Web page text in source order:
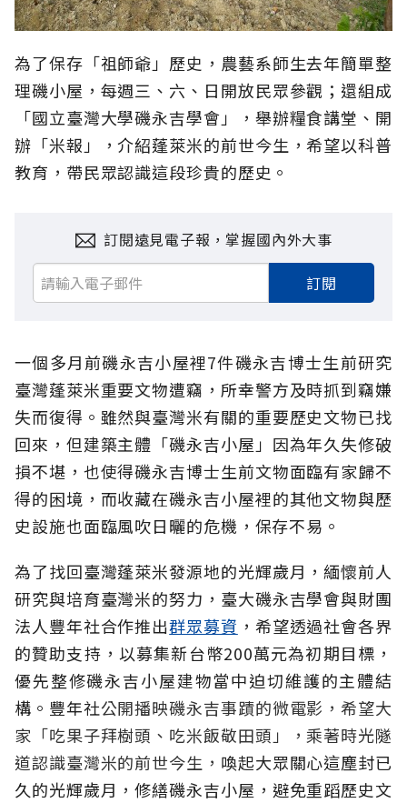
為了保存「祖師爺」歷史，農藝系師生去年簡單整
理磯小屋，每週三、六、日開放民眾參觀；還組成
「國立臺灣大學磯永吉學會」，舉辦糧食講堂、開
辦「米報」，介紹蓬萊米的前世今生，希望以科普
教育，帶民眾認識這段珍貴的歷史。
訂閱遠見電子報，掌握國內外大事
訂閱
一個多月前磯永吉小屋裡7件磯永吉博士生前研究
臺灣蓬萊米重要文物遭竊，所幸警方及時抓到竊嫌
失而復得。雖然與臺灣米有關的重要歷史文物已找
回來，但建築主體「磯永吉小屋」因為年久失修破
損不堪，也使得磯永吉博士生前文物面臨有家歸不
得的困境，而收藏在磯永吉小屋裡的其他文物與歷
史設施也面臨風吹日曬的危機，保存不易。
為了找回臺灣蓬萊米發源地的光輝歲月，緬懷前人
研究與培育臺灣米的努力，臺大磯永吉學會與財團
法人豐年社合作推出群眾募資 ，希望透過社會各界
的贊助支持，以募集新台幣200萬元為初期目標，
優先整修磯永吉小屋建物當中迫切維護的主體結
構。豐年社公開播映磯永吉事蹟的微電影，希望大
家「吃果子拜樹頭、吃米飯敬田頭」，乘著時光隧
道認識臺灣米的前世今生， 喚起大眾關心這塵封已
久的光輝歲月，修繕磯永吉小屋，避免重蹈歷史文